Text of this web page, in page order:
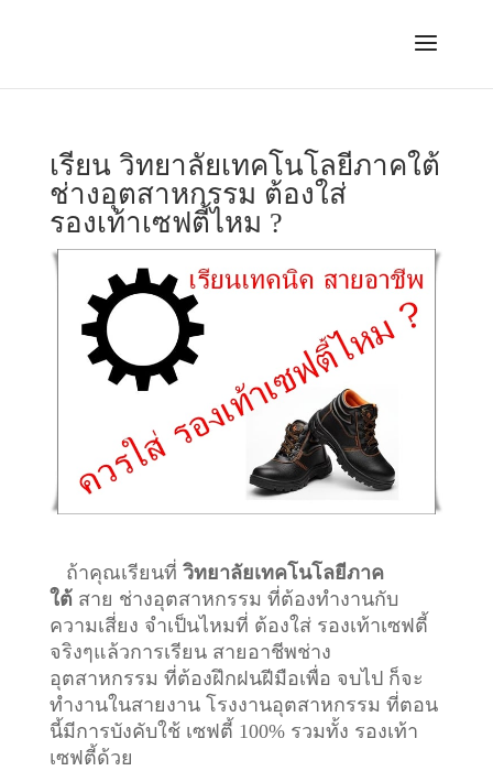
เรียน วิทยาลัยเทคโนโลยีภาคใต้
ช่างอุตสาหกรรม ต้องใส่
รองเท้าเซฟตี้ไหม ?
ถ้าคุณเรียนที่ วิทยาลัยเทคโนโลยีภาค
ใต้สาย ช่างอุตสาหกรรม ที่ต้องทำงานกับ
ความเสี่ยง จำเป็นไหมที่ ต้องใส่ รองเท้าเซฟตี้
จริงๆแล้วการเรียน สายอาชีพช่าง
อุตสาหกรรม ที่ต้องฝึกฝนฝีมือเพื่อ จบไป ก็จะ
ทำงานในสายงาน โรงงานอุตสาหกรรม ที่ตอน
นี้มีการบังคับใช้ เซฟตี้ 100% รวมทั้ง รองเท้า
เซฟตี้ด้วย